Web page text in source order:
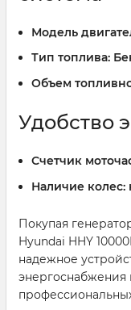
Модель
Тип топлива:
Объем
Удобство
Счетчик
Наличие колес:
Покупая
Hyundai HHY
надежное
энергоснабжения